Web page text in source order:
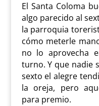
El Santa Coloma
algo parecido al
la parroquia
cómo meterle
no lo aprovecha
turno. Y que nadie
sexto el alegre
la oreja, pero
para premio.